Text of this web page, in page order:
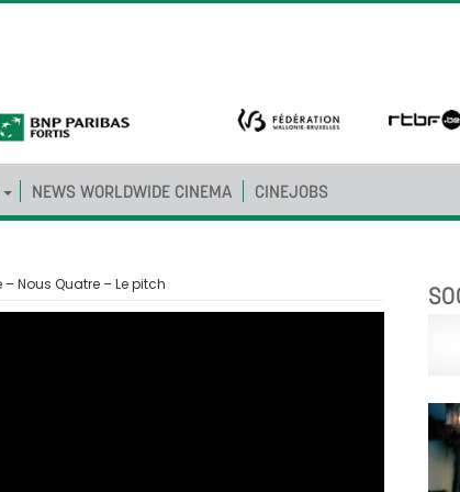
NEWS WORLDWIDE CINEMA CINEJOBS
Nous Quatre – Le pitch